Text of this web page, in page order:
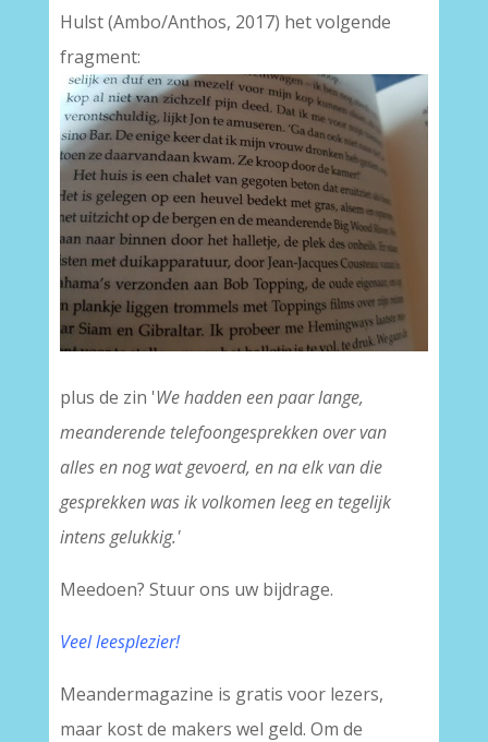
Hulst (Ambo/Anthos, 2017) het volgende
fragment:
plus de zin 'We hadden een paar lange,
meanderende telefoongesprekken over van
alles en nog wat gevoerd, en na elk van die
gesprekken was ik volkomen leeg en tegelijk
intens gelukkig.'
Meedoen? Stuur ons uw bijdrage.
Veel leesplezier!
Meandermagazine is gratis voor lezers,
maar kost de makers wel geld. Om de